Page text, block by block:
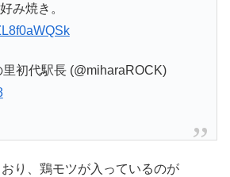
み焼き。
初代駅長 (@miharaROCK)
り、鶏モツが入っているのが